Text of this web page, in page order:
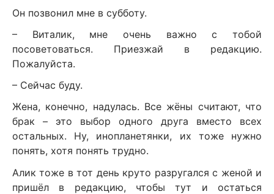
Он позвонил мне в субботу.
– Виталик, мне очень важно с тобой
посоветоваться. Приезжай в редакцию.
Пожалуйста.
– Сейчас буду.
Жена, конечно, надулась. Все жёны считают, что
брак – это выбор одного друга вместо всех
остальных. Ну, инопланетянки, их тоже нужно
понять, хотя понять трудно.
Алик тоже в тот день круто разругался с женой и
пришёл в редакцию, чтобы тут и остаться